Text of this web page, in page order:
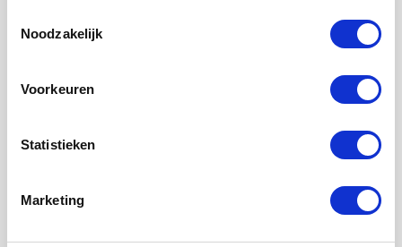
Noodzakelijk
Voorkeuren
Statistieken
Marketing
KEGELFILTERS - CONISCHE FILTERS
ONDERHOUD WTW VENTILATIE
Mijn account